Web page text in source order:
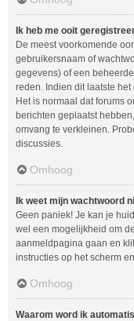
Ik heb me ooit
De meest voorkomende
gebruikersnaam of
gegevens) of een
reden. Indien dit laatste
Het is normaal dat forums
berichten geplaatst
omvang te verkleinen.
discussies.
Omhoog
Ik weet mijn wachtwoord
Geen paniek! Je kan je
wel een mogelijkheid om
aanmeldpagina gaan en
instructies op het scherm
Omhoog
Waarom word ik